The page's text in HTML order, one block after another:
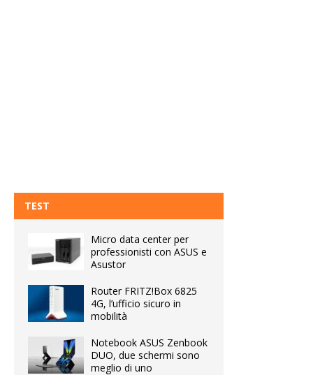
TEST
Micro data center per
professionisti con ASUS e
Asustor
Router FRITZ!Box 6825
4G, l’ufficio sicuro in
mobilità
Notebook ASUS Zenbook
DUO, due schermi sono
meglio di uno